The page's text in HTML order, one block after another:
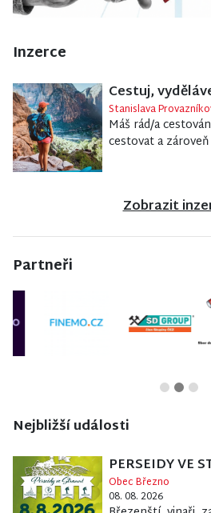
Inzerce
Cestuj,
Stanislava
Máš rád/a
cestovat a zároveň
Zobrazit
Partneři
Nejbližší události
PERSEIDY VE
Obec Březno
08. 08. 2026